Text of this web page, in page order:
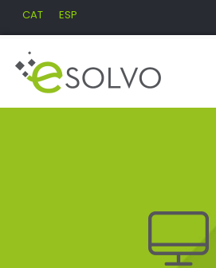
CAT ESP